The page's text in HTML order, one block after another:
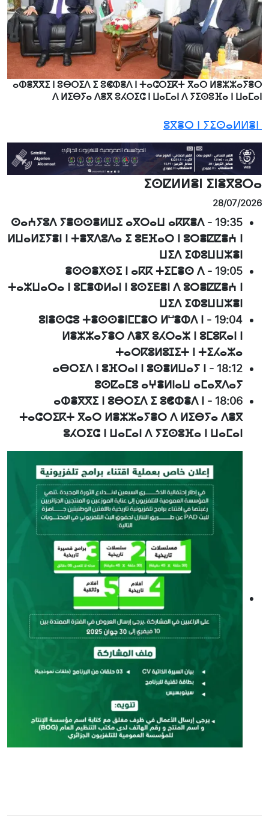
ⴰⵀⴻⴳⴳⵉ ⵏ ⵓⴱⵔⵉⴷ ⵉ ⵓⵞⵀⴻⴷ ⵏ ⵜⴰⵛⵔⵉⴽⵜ ⴳⴰⵔ ⵍⴻⵣⵣⴰⵢⴻⵔ
ⴷ ⵍⵉⴱⵢⴰ ⴷⴻⴳ ⵓⵃⵔⵉⵛ ⵏ ⵡⴰⵎⴰⵏ ⴷ ⵢⵉⵙⵓⴼⴰ ⵏ ⵡⴰⵎⴰⵏ
ⵉⵙⵇⵍⵍⴻⵏ ⵉⵏⴻⴳⵓⵔⴰ
28/07/2026
19:35
-
ⵙⴰⵄⵢⵓⴷ ⵢⴻⵙⵙⴻⵍⵡⵉ ⴰⴳⵔⴰⵡ ⴰⴽⴽⴻⴷ
ⵍⵡⴰⵍⵉⵢⴻⵏ ⵏ ⵜⴻⴳⴷⵓⴷⴰ ⵉ ⵓⴹⴼⴰⵔ ⵏ ⵓⵔⴻⵇⵇⴻⵄ ⵏ
ⵡⵉⴷ ⵉⵀⵓⵡⵡⵣⴻⵏ
19:05
-
ⴻⵙⵙⴻⵅⵙⵉ ⵏ ⴰⴽⴽ ⵜⵉⵎⴻⵙ ⴷ
ⵜⴰⵣⵡⴰⵔⴰ ⵏ ⵓⵎⴻⵀⵍⴰⵏ ⵏ ⵓⵙⵉⴹⴻⵏ ⴷ ⵓⵔⴻⵇⵇⴻⵄ ⵏ
ⵡⵉⴷ ⵉⵀⵓⵡⵡⵣⴻⵏ
19:04
-
ⵓⵏⴻⵙⵛⵓ ⵜⴻⵙⵙⴻⵏⵎⵎⴻⵔ ⵍⵯⴻⵀⴷ ⵏ
ⵍⴻⵣⵣⴰⵢⴻⵔ ⴷⴻⴳ ⵓⵃⵔⴰⵣ ⵏ ⵓⵎⵓⴽⴰⵏ ⵏ
ⵜⴰⵔⴽⵓⵍⵓⵊⵉⵜ ⵏ ⵜⵉⵃⴰⵣⴰ
18:12
-
ⴰⴱⵔⵉⴷ ⵏ ⵓⴼⵔⴰⵏ ⵏ ⵓⵙⴻⵍⵡⴰⵢ ⵏ
ⵓⵙⵇⴰⵎⵓ ⴰⵖⴻⵍⵏⴰⵡ ⴰⵎⴰⴳⴷⴰⵢ
18:06
-
ⴰⵀⴻⴳⴳⵉ ⵏ ⵓⴱⵔⵉⴷ ⵉ ⵓⵞⵀⴻⴷ ⵏ
ⵜⴰⵛⵔⵉⴽⵜ ⴳⴰⵔ ⵍⴻⵣⵣⴰⵢⴻⵔ ⴷ ⵍⵉⴱⵢⴰ ⴷⴻⴳ
ⵓⵃⵔⵉⵛ ⵏ ⵡⴰⵎⴰⵏ ⴷ ⵢⵉⵙⵓⴼⴰ ⵏ ⵡⴰⵎⴰⵏ